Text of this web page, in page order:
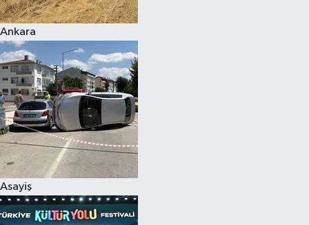
Ankara
Asayiş
Siyaset
Teknoloji
Televizyon
Yaşam-Çevre